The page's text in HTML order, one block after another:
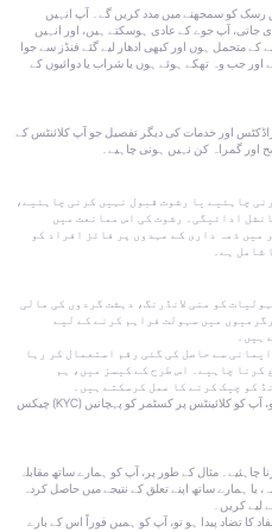
رسک کو سمجھنے میں مدد کریں گے۔ آپ انہیں
جاتی، آپ جوے کے عادی ہوسکتے ہیں، اور انہیں
متحمل ہوں اور کبھی ادھار لیے گئے فنڈز سے جوا
اور جب وہ تھکے ہوئے ہوں یا شراب یا دوائیوں کے
اور خدمات کی دیگر تفصیل جو آپ کلائنٹس کے
اور گمراہ کن نہیں ہونی چاہیے۔
چاہئیے یا رشوت قبول نہیں کرنی چاہئیے،
ادائیگی۔ رشوت کی اس ممانعت میں
ذمہ داری کے عہدوں پر فائز افراد کو
ہے۔
کو منی لانڈرنگ، دہشت گردوں کی مالی
میں سہولت فراہم کرنے کے لیے
ہیں۔
ایمانی سے حاصل کی گئی رقم استعمال کر رہا
کرنا چاہیے۔ اس طرح کے کیسز میں، ہم
کو چیک کرنے کا عمل کرسکتے ہیں۔
اگر ہمیں آپ سے اس کی ضرورت پڑی تو، آپ کو کلائینٹس پر کسٹمر کو پہچانیں (KYC) چیکس
مثال کے طور پر، آپ کو ہمارے ساتھ مقابلہ
یا ہمارے ساتھ اپنے تعلق کے نتیجے میں حاصل کردہ
لیے کریں۔
کا تضاد پیدا ہو تو، آپ کو ہمیں فوراً اس کے بارے